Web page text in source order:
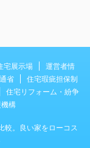
宅展示場
運営者情
省
住宅瑕疵担保制
住宅リフォーム・紛争
構
較。良い家をローコス